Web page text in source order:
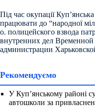
Під час окупації
працювати до “народної
о. полицейского взвода
внутренних дел Временной
администрации
Рекомендуємо
У Куп’янському районі
автошколи за